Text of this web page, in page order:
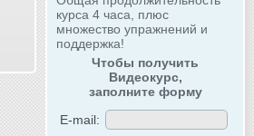
курса 4 часа, плюс
множество упражнений и
поддержка!
Чтобы получить
Видеокурс,
заполните форму
E-mail: